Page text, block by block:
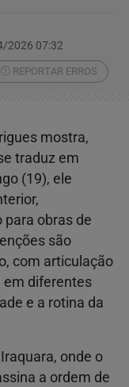
2026 07:32
REPORTAR ERROS
mostra,
traduz em
(19), ele
para obras de
são
com articulação
em diferentes
e a rotina da
onde o
a ordem de